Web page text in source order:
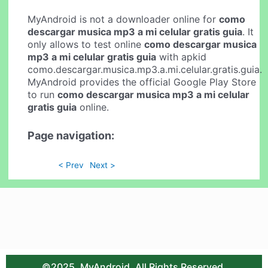
MyAndroid is not a downloader online forcomo
descargar musica mp3 a mi celular gratis guia. It
only allows to test onlinecomo descargar musica
mp3 a mi celular gratis guia with apkid
como.descargar.musica.mp3.a.mi.celular.gratis.guia.
MyAndroid provides the official Google Play Store
to runcomo descargar musica mp3 a mi celular
gratis guia online.
Page navigation:
< Prev Next >